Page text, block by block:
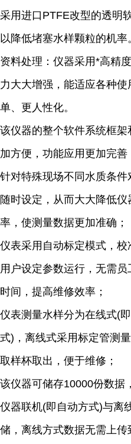
采用进口PTFE改型的透明
以降低堵塞水样颗粒的机率
资料处理：仪器采用*高精
力大大增强，能适应各种
单、更人性化。
该仪器的整个软件系统框
加方便，功能应用更加完善
针对特殊现场不同水质条
随时设定，从而大大降低
率，使测量数据更加准确；
仪表采用自动标定模式，
用户设定参数运行，无需
时间，提高维修效率；
仪表测量水样分为在线式(
式)，离线式采用标定管测
取样杯取出，便于维修；
该仪器可储存10000份数据
仪器联机(即自动方式)与离
储，离线方式数据无需上